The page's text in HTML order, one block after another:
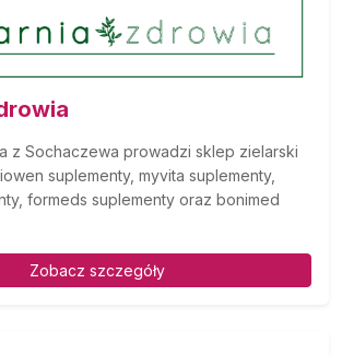
z Sochaczewa prowadzi sklep zielarski
suplementy, myvita suplementy,
formeds suplementy oraz bonimed
Zobacz szczegóły